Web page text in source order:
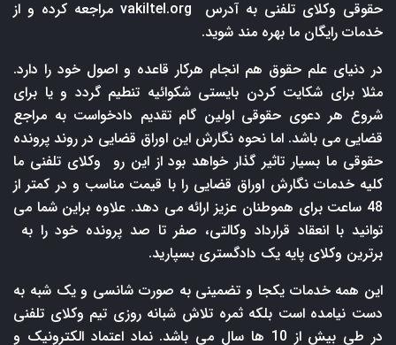
حقوقی وکلای تلفنی به آدرس
vakiltel.org مراجعه کرده و از
خدمات رایگان ما بهره مند شوید.
در دنیای علم حقوق هم انجام هرکار قاعده و اصول خود را دارد.
مثلا برای شکایت کردن بایستی شکوائیه تنطیم گردد و یا برای
شروع هر دعوی حقوقی اولین گام تقدیم دادخواست به مراجع
قضایی می باشد. اما نحوه نگارش این اوراق قضایی در روند پرونده
حقوقی ما بسیار تاثیر گذار خواهد بود از این رو وکلای تلفنی ما
کلیه خدمات نگارش اوراق قضایی را با قیمت مناسب و در کمتر از
48 ساعت برای هموطنان عزیز ارائه می دهد. علاوه براین شما می
توانید با انعقاد قرارداد وکالتی، صفر تا صد پرونده خود را به
برترین وکلای پایه یک دادگستری بسپارید.
این همه خدمات یکجا و تضمینی به صورت شانسی و یک شبه به
دست نیامده است بلکه ثمره تلاش شبانه روزی تیم وکلای تلفنی
در طی بیش از 10 ها سال می باشد. نماد اعتماد الکترونیک و